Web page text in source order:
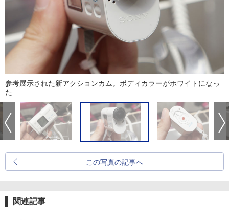
参考展示された新アクションカム。ボディカラーがホワイトになっ
た
この写真の記事へ
関連記事